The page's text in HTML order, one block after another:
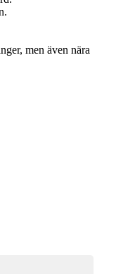
men även nära